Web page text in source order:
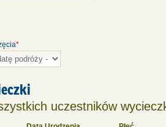
*
uczestników